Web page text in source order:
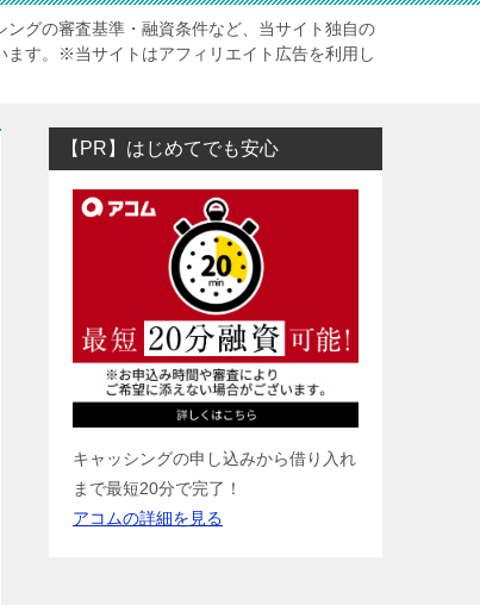
グの審査基準・融資条件など、当サイト独自の
ます。※当サイトはアフィリエイト広告を利用し
【PR】はじめてでも安心
キャッシングの申し込みから借り入れ
まで最短20分で完了！
アコムの詳細を見る